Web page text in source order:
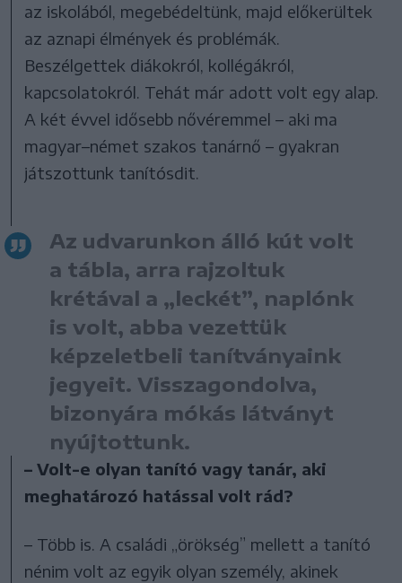
az iskolából, megebédeltünk, majd előkerültek
az aznapi élmények és problémák.
Beszélgettek diákokról, kollégákról,
kapcsolatokról. Tehát már adott volt egy alap.
A két évvel idősebb nővéremmel – aki ma
magyar–német szakos tanárnő – gyakran
játszottunk tanítósdit.
Az udvarunkon álló kút volt
a tábla, arra rajzoltuk
krétával a „leckét”, naplónk
is volt, abba vezettük
képzeletbeli tanítványaink
jegyeit. Visszagondolva,
bizonyára mókás látványt
nyújtottunk.
– Volt-e olyan tanító vagy tanár, aki
meghatározó hatással volt rád?
– Több is. A családi „örökség” mellett a tanító
nénim volt az egyik olyan személy, akinek